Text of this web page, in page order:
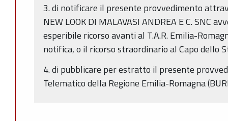
3. di notificare il presente provvedimento
NEW LOOK DI MALAVASI ANDREA E C. SNC
esperibile ricorso avanti al T.A.R. Emilia-
notifica, o il ricorso straordinario al Capo dello
4. di pubblicare per estratto il presente
Telematico della Regione Emilia-Romagna